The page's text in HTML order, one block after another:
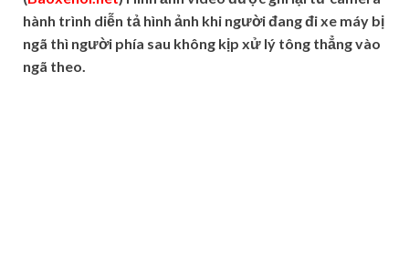
hành trình diễn tả hình ảnh khi người đang đi xe máy bị
ngã thì người phía sau không kịp xử lý tông thẳng vào
ngã theo.